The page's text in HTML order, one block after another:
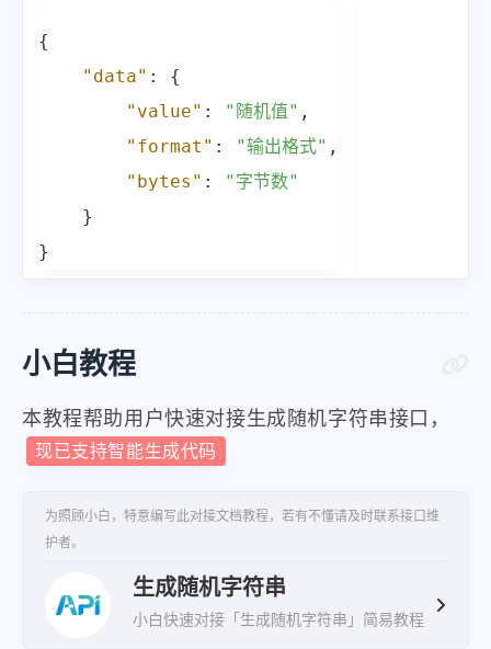
{
"data" :
{
"value" : "随机值" ,
"format" : "输出格式" ,
"bytes" :
"字节数"
}
}
小白教程
本教程帮助用户快速对接生成随机字符串接口，
现已支持智能生成代码
为照顾小白，特意编写此对接文档教程，若有不懂请及时联系接口维
护者。
生成随机字符串
小白快速对接「生成随机字符串」简易教程